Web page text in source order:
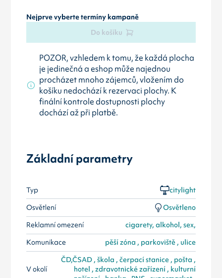
Nejprve vyberte termíny kampaně
Do košíku
POZOR, vzhledem k tomu, že každá plocha
je jedinečná a eshop může najednou
procházet mnoho zájemců, vložením do
košíku nedochází k rezervaci plochy. K
finální kontrole dostupnosti plochy
dochází až při platbě.
Základní parametry
Typ
citylight
Osvětlení
Osvětleno
Reklamní omezení
cigarety, alkohol, sex,
Komunikace
pěší zóna , parkoviště , ulice
V okolí
ČD,ČSAD , škola , čerpací stanice , pošta ,
hotel , zdravotnické zařízení , kulturní